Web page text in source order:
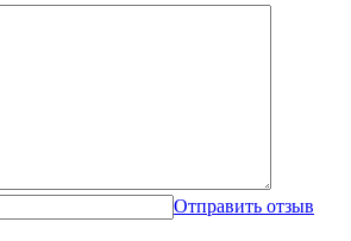
Отправить отзыв